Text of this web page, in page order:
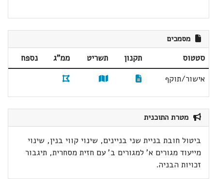
מסמכים
סטטוס תקנון תשריט ממ"ג
נספח
אישור/תוקף
מטרת התוכנית
ביטול חובת בניית שני בניינים, שינוי קווי בנין, שינוי
מייעוד מגורים א' למגורים ב' עם חזית מסחרית, תיגבור
זכויות הבניה.